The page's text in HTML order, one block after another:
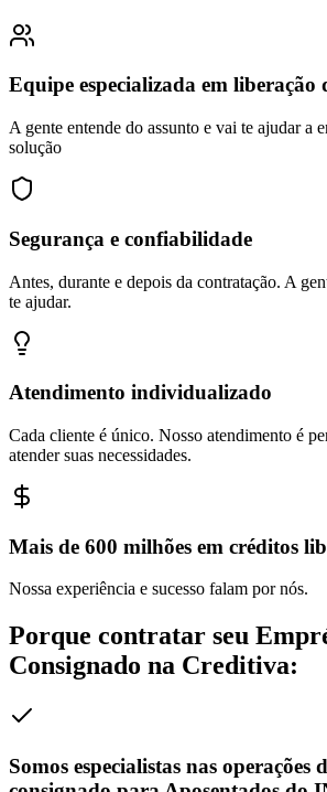
Equipe especializada em liberação
A gente entende do assunto e vai te ajudar a
solução
Segurança e confiabilidade
Antes, durante e depois da contratação. A
te ajudar.
Atendimento individualizado
Cada cliente é único. Nosso atendimento é
atender suas necessidades.
Mais de 600 milhões em créditos
Nossa experiência e sucesso falam por nós.
Porque contratar seu
Consignado na Creditiva:
Somos especialistas nas operações